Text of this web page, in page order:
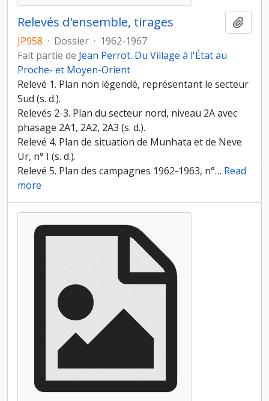
Relevés d'ensemble, tirages
JP958 · Dossier · 1962-1967
Fait partie de Jean Perrot. Du Village à l'État au
Proche- et Moyen-Orient
Relevé 1. Plan non légendé, représentant le secteur
Sud (s. d.).
Relevés 2-3. Plan du secteur nord, niveau 2A avec
phasage 2A1, 2A2, 2A3 (s. d.).
Relevé 4. Plan de situation de Munhata et de Neve
Ur, n° I (s. d.).
Relevé 5. Plan des campagnes 1962-1963, n°… Read
more